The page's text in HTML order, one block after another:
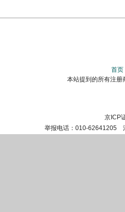
首页
本站提到的所有注册
京ICP
举报电话：010-62641205